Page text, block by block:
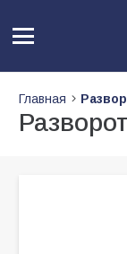
Главная
Разворот